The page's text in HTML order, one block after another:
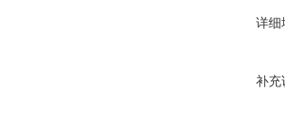
详细
补充